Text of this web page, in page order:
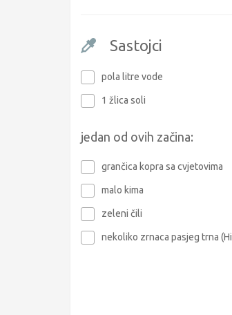
Sastojci
pola litre vode
1 žlica soli
jedan od ovih začina:
grančica kopra sa cvjetovima
malo kima
zeleni čili
nekoliko zrnaca pasjeg trna